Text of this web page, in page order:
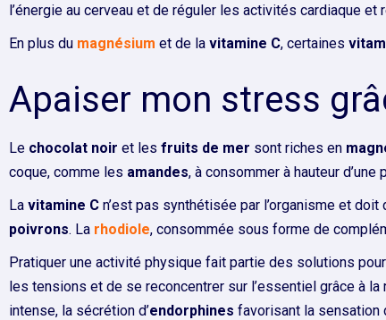
l’énergie au cerveau et de réguler les activités cardiaque et
En plus du magnésium et de la vitamine C, certaines
Apaiser mon stress
Le chocolat noir et les fruits de mer sont riches en
coque, comme les amandes, à consommer à hauteur
La vitamine C n’est pas synthétisée par l’organisme et
poivrons. La rhodiole, consommée sous forme de
Pratiquer une activité physique fait partie des solutions pour
les tensions et de se reconcentrer sur l’essentiel grâce à
intense, la sécrétion d’endorphines favorisant la sensation